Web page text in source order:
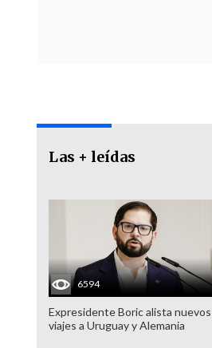
Las + leídas
6594
Expresidente Boric alista nuevos
viajes a Uruguay y Alemania